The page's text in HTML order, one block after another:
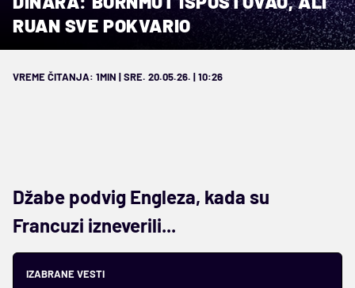
RUAN SVE POKVARIO
VREME ČITANJA: 1MIN | SRE. 20.05.26. | 10:26
Džabe podvig Engleza, kada su
Francuzi izneverili...
IZABRANE VESTI